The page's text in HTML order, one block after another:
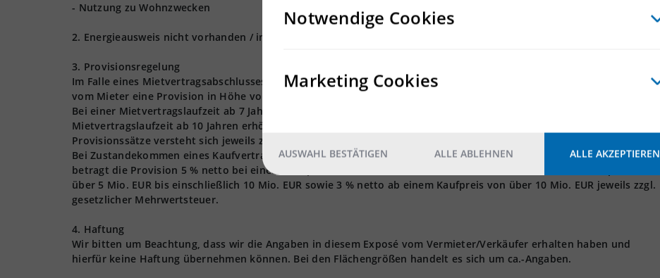
- Nutzung zu Wohnzwecken
2. Energieausweis nicht vorhanden / in Bearbeitung
3. Provisionsregelung
Im Falle eines Mietvertragsabschlusses - für die nicht als provisionsfrei gekennzeichneten Immobilien - erhalten wir
vom Mieter eine Provision in Höhe von 3 Nettomonatsmieten zzgl. der gesetzlichen MwSt.
Bei einer Mietvertragslaufzeit ab 7 Jahren erhöht sich die Provision auf 3,5 Nettomonatsmieten. Bei einer
Mietvertragslaufzeit ab 10 Jahren erhöht sich die Provision auf 4,0 Nettomonatsmieten. Die vorgenannten
Provisionssätze versteht sich jeweils zzgl. der gesetzlichen Mehrwertsteuer.
Bei Zustandekommen eines Kaufvertragsabschlusses - für die nicht als provisionsfrei gekennzeichneten Immobilien –
betragt die Provision 5 % netto bei einem Kaufpreis bis einschließlich 5 Mio. EUR, 4 % netto bei einem Kaufpreis von
über 5 Mio. EUR bis einschließlich 10 Mio. EUR sowie 3 % netto ab einem Kaufpreis von über 10 Mio. EUR jeweils zzgl.
gesetzlicher Mehrwertsteuer.
4. Haftung
Wir bitten um Beachtung, dass wir die Angaben in diesem Exposé vom Vermieter/Verkäufer erhalten haben und
hierfür keine Haftung übernehmen können. Bei den Flächengrößen handelt es sich um ca.-Angaben.
Notwendige Cookies
Marketing Cookies
AUSWAHL BESTÄTIGEN ALLE ABLEHNEN ALLE AKZEPTIEREN